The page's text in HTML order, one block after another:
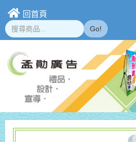
回首頁
Go!